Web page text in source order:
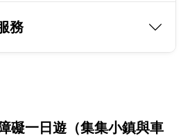
務
礙一日遊（集集小鎮與車